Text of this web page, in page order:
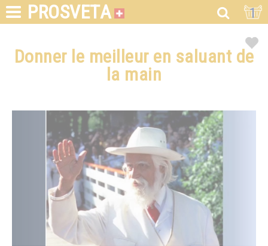
PROSVETA 1
Donner le meilleur en saluant de
la main